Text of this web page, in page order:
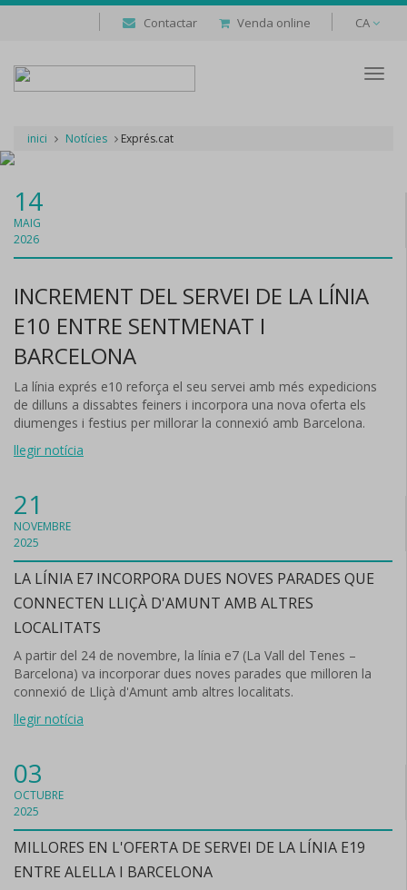
Contactar Venda online CA
inici Notícies Exprés.cat
14
MAIG
2026
INCREMENT DEL SERVEI DE LA LÍNIA
E10 ENTRE SENTMENAT I
BARCELONA
La línia exprés e10 reforça el seu servei amb més expedicions
de dilluns a dissabtes feiners i incorpora una nova oferta els
diumenges i festius per millorar la connexió amb Barcelona.
llegir notícia
21
NOVEMBRE
2025
LA LÍNIA E7 INCORPORA DUES NOVES PARADES QUE
CONNECTEN LLIÇÀ D'AMUNT AMB ALTRES
LOCALITATS
A partir del 24 de novembre, la línia e7 (La Vall del Tenes –
Barcelona) va incorporar dues noves parades que milloren la
connexió de Lliçà d'Amunt amb altres localitats.
llegir notícia
03
OCTUBRE
2025
MILLORES EN L'OFERTA DE SERVEI DE LA LÍNIA E19
ENTRE ALELLA I BARCELONA